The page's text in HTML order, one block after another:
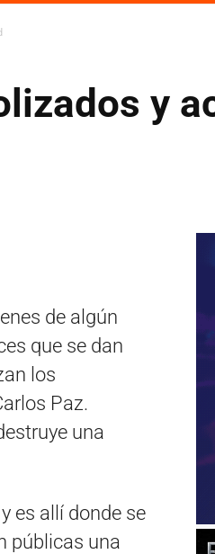
y
de algún
que se dan
los
Paz.
una
es allí donde se
públicas una